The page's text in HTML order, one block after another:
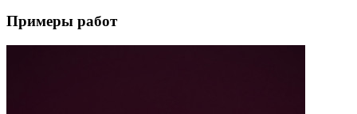
Примеры работ